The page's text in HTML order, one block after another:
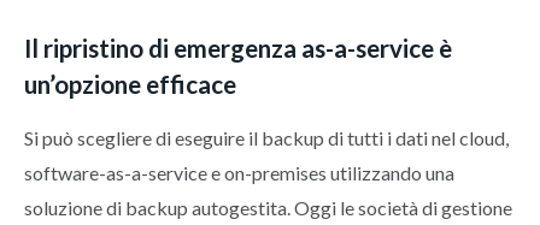
Il ripristino di emergenza as-a-service è
un’opzione efficace
Si può scegliere di eseguire il backup di tutti i dati nel cloud,
software-as-a-service e on-premises utilizzando una
soluzione di backup autogestita. Oggi le società di gestione